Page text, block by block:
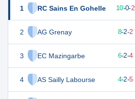
1 RC Sains En Gohelle
2 AG Grenay
3 EC Mazingarbe
4 AS Sailly Labourse
30 12 10-0-2
8-2-2
6-2-4
13 4-2-5